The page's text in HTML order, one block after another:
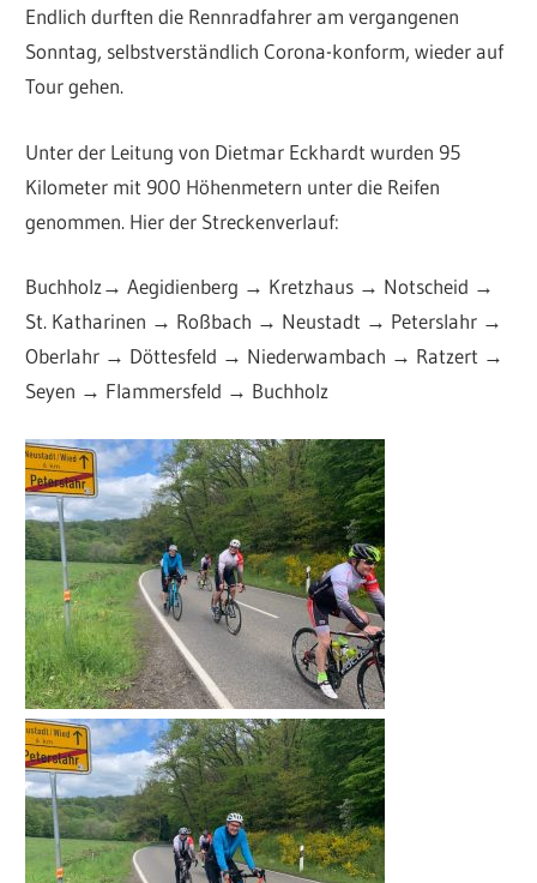
Endlich durften die Rennradfahrer am vergangenen
Sonntag, selbstverständlich Corona-konform, wieder auf
Tour gehen.
Unter der Leitung von Dietmar Eckhardt wurden 95
Kilometer mit 900 Höhenmetern unter die Reifen
genommen. Hier der Streckenverlauf:
Buchholz→ Aegidienberg → Kretzhaus → Notscheid →
St. Katharinen → Roßbach → Neustadt → Peterslahr →
Oberlahr → Döttesfeld → Niederwambach → Ratzert →
Seyen → Flammersfeld → Buchholz